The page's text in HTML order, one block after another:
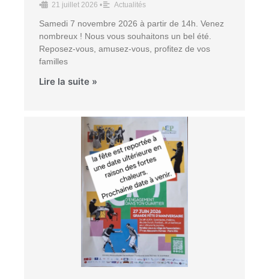
• 21 juillet 2026 • Actualités
Samedi 7 novembre 2026 à partir de 14h. Venez
nombreux ! Nous vous souhaitons un bel été.
Reposez-vous, amusez-vous, profitez de vos
familles
Lire la suite »